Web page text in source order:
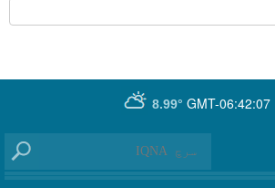
GMT-06:42:07
8.99°